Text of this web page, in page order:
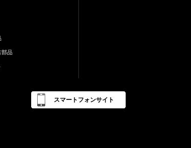
部品
スマートフォンサイト